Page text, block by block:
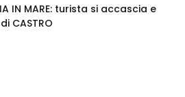
IN MARE: turista si accascia e
CASTRO